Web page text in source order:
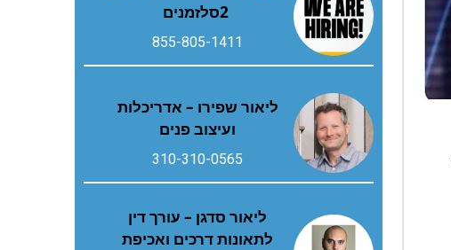
‬2‭ ‬סלזמנים
855-805-1411
ליאור שפירו – אדריכלות
ועיצוב פנים
310-310-0565
ליאור סדגן – עורך דין
לתאונות דרכים ואכיפת